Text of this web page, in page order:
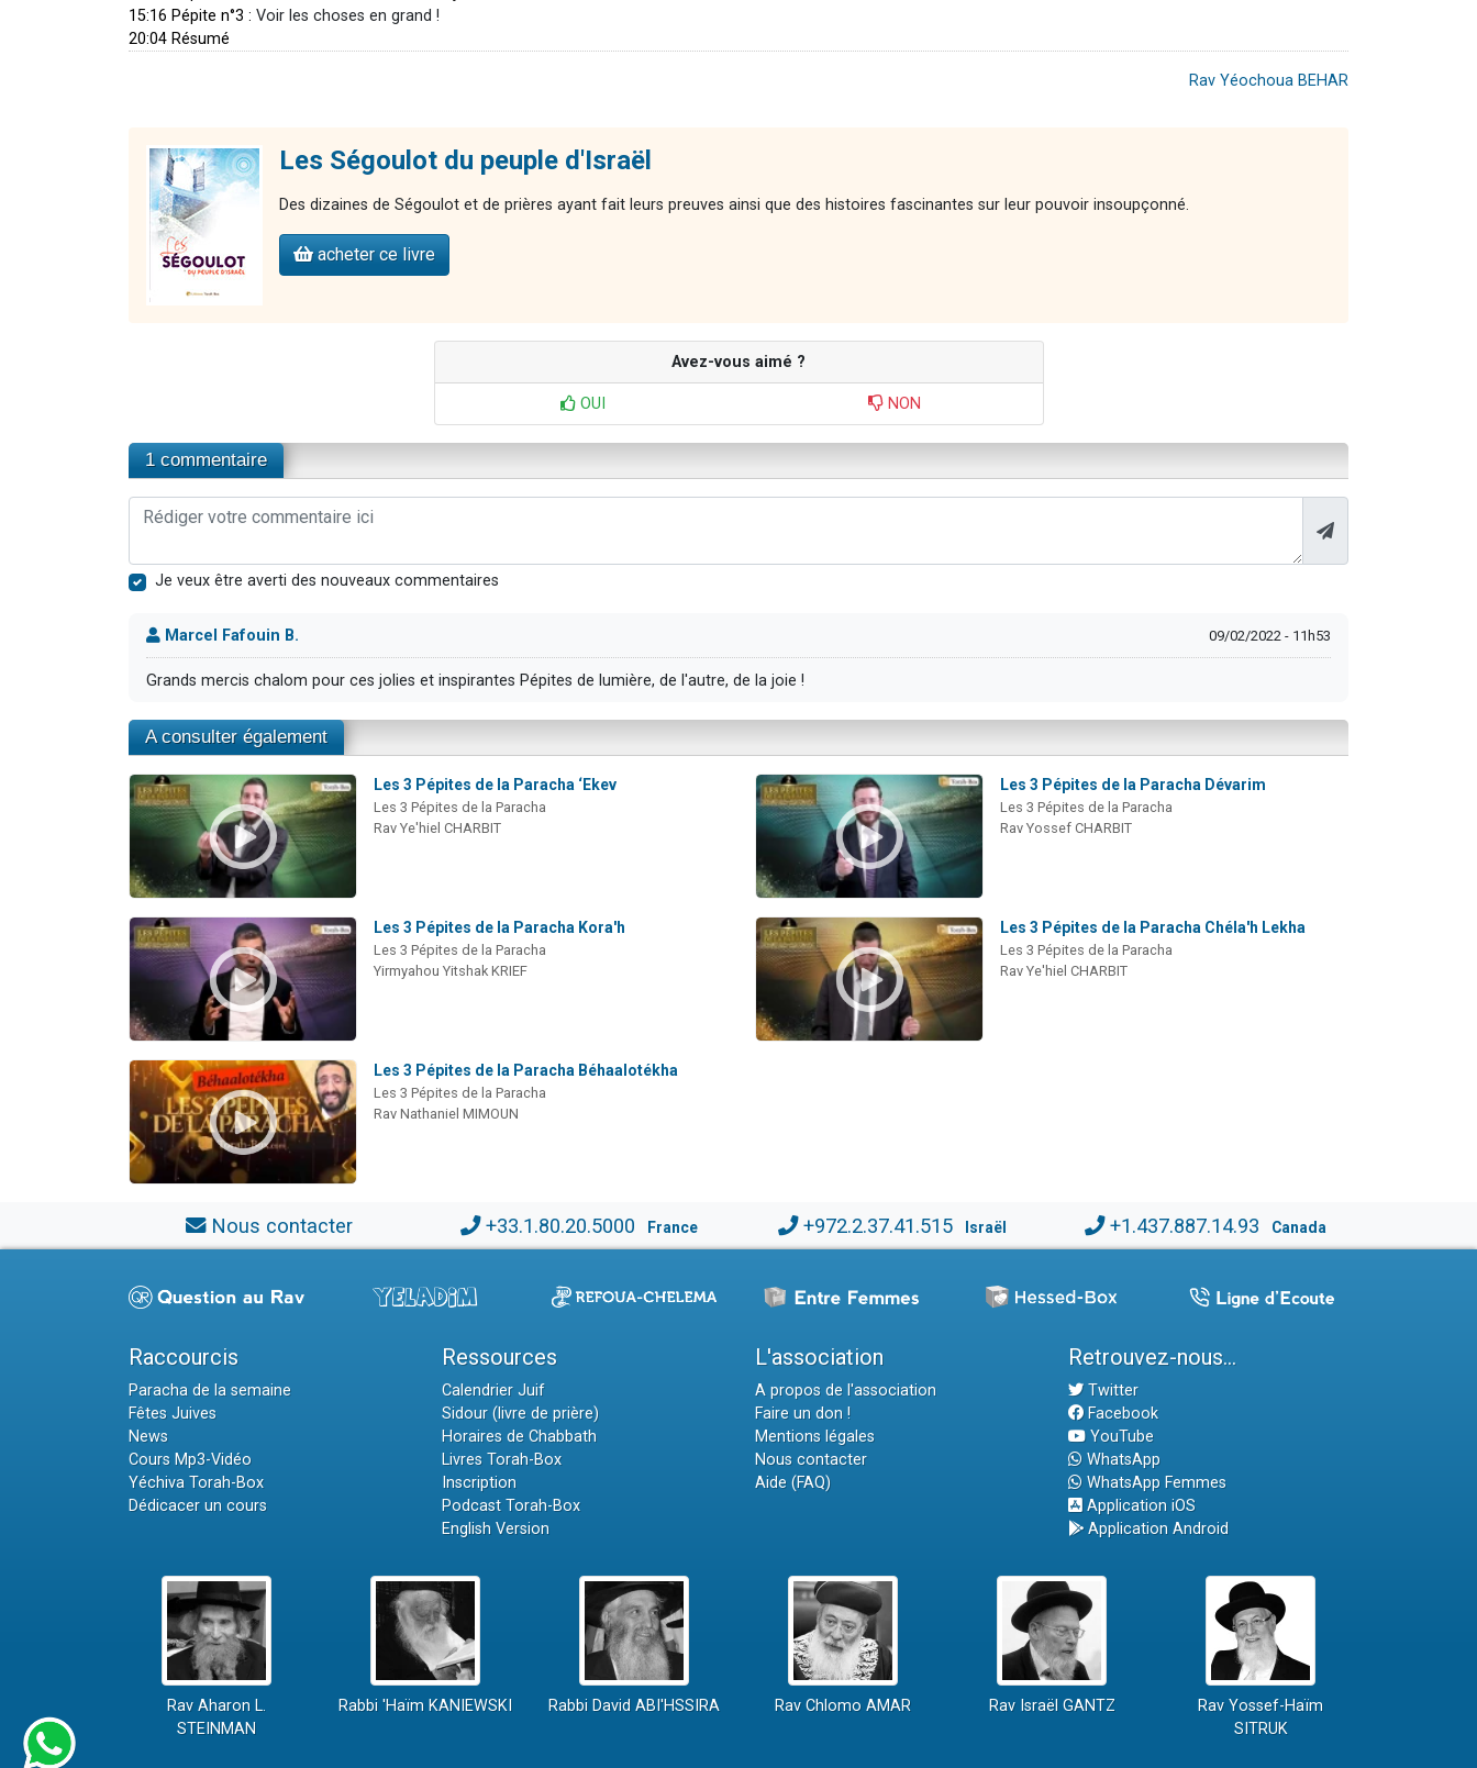
15:16 Pépite n°3 : Voir les choses en grand !
20:04 Résumé
Rav Yéochoua BEHAR
Les Ségoulot du peuple d'Israël
Des dizaines de Ségoulot et de prières ayant fait leurs preuves ainsi que des histoires fascinantes sur leur pouvoir insoupçonné.
acheter ce livre
Avez-vous aimé ?
OUI NON
1 commentaire
Je veux être averti des nouveaux commentaires
Marcel Fafouin B. 09/02/2022 - 11h53
Grands mercis chalom pour ces jolies et inspirantes Pépites de lumière, de l'autre, de la joie !
A consulter également
Les 3 Pépites de la Paracha ‘Ekev
Les 3 Pépites de la Paracha
Rav Ye'hiel CHARBIT
Les 3 Pépites de la Paracha Dévarim
Les 3 Pépites de la Paracha
Rav Yossef CHARBIT
Les 3 Pépites de la Paracha Kora'h
Les 3 Pépites de la Paracha
Yirmyahou Yitshak KRIEF
Les 3 Pépites de la Paracha Chéla'h Lekha
Les 3 Pépites de la Paracha
Rav Ye'hiel CHARBIT
Les 3 Pépites de la Paracha Béhaalotékha
Les 3 Pépites de la Paracha
Rav Nathaniel MIMOUN
Nous contacter +33.1.80.20.5000 France +972.2.37.41.515 Israël +1.437.887.14.93 Canada
Raccourcis
Paracha de la semaine
Fêtes Juives
News
Cours Mp3-Vidéo
Yéchiva Torah-Box
Dédicacer un cours
Ressources
Calendrier Juif
Sidour (livre de prière)
Horaires de Chabbath
Livres Torah-Box
Inscription
Podcast Torah-Box
English Version
L'association
A propos de l'association
Faire un don !
Mentions légales
Nous contacter
Aide (FAQ)
Retrouvez-nous...
Twitter
Facebook
YouTube
WhatsApp
WhatsApp Femmes
Application iOS
Application Android
Rav Aharon L.
STEINMAN
Rabbi 'Haïm KANIEWSKI Rabbi David ABI'HSSIRA Rav Chlomo AMAR Rav Israël GANTZ
Rav Yossef-Haïm
SITRUK